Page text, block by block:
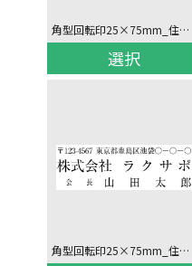
角型回転印25×75mm_住所/社名/電話_ヨコ
選択
角型回転印25×75mm_住所/社名/役職氏名_ヨコ